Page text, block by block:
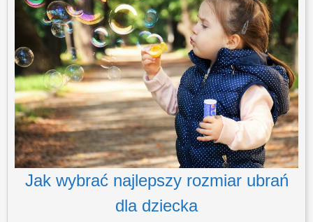
Jak wybrać najlepszy rozmiar ubrań
dla dziecka